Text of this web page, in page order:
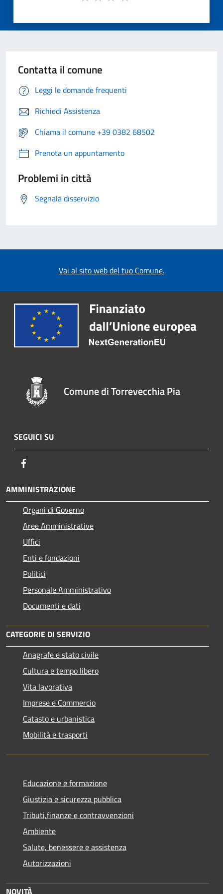
Contatta il comune
Leggi le domande frequenti
Richiedi Assistenza
Chiama il comune +39 0382 68502
Prenota un appuntamento
Problemi in città
Segnala disservizio
Vai al sito web del tuo Comune.
Comune di Torrevecchia Pia
SEGUICI SU
AMMINISTRAZIONE
Organi di Governo
Aree Amministrative
Uffici
Enti e fondazioni
Politici
Personale Amministrativo
Documenti e dati
CATEGORIE DI SERVIZIO
Anagrafe e stato civile
Cultura e tempo libero
Vita lavorativa
Imprese e Commercio
Catasto e urbanistica
Mobilità e trasporti
Educazione e formazione
Giustizia e sicurezza pubblica
Tributi,finanze e contravvenzioni
Ambiente
Salute, benessere e assistenza
Autorizzazioni
NOVITÀ